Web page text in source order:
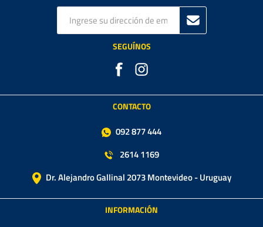
SEGUÍNOS
CONTACTO
092 877 444
2614 1169
Dr. Alejandro Gallinal 2073 Montevideo - Uruguay
INFORMACIÓN